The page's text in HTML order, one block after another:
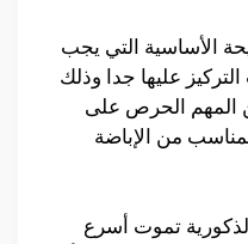
الأساسية التي يجب
عليها جدا وذلك
المهم الحرص على
من الإباضة
تموت أسرع